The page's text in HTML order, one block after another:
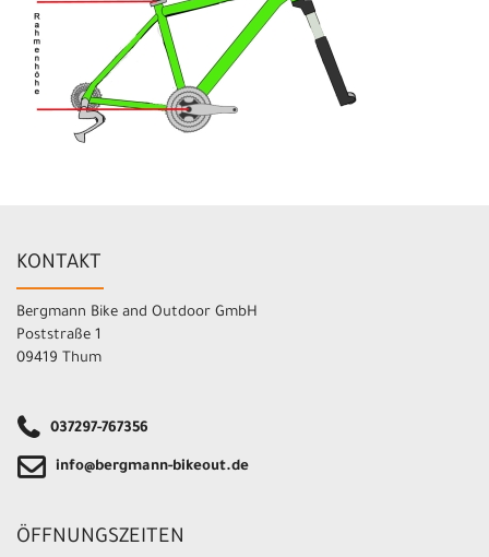
KONTAKT
Bergmann Bike and Outdoor GmbH
Poststraße 1
09419 Thum
037297-767356
info@bergmann-bikeout.de
ÖFFNUNGSZEITEN